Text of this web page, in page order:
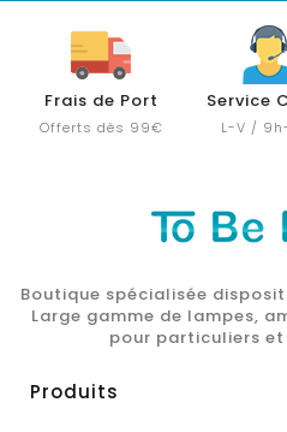
Frais de Port
Offerts dès 99€
Service
L-V /
Boutique spécialisée
Large gamme de lampes,
pour particuliers
Produits